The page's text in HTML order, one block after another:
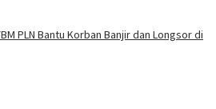
PLN Bantu Korban Banjir dan Longsor di